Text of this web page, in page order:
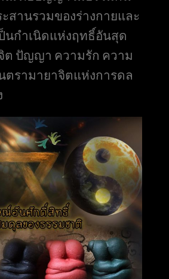
สานรวมของร่างกายและ
กำเนิดแห่งฤทธิ์อันสุด
ต ปัญญา ความรัก ความ
ตรามายาจิตแห่งการดล